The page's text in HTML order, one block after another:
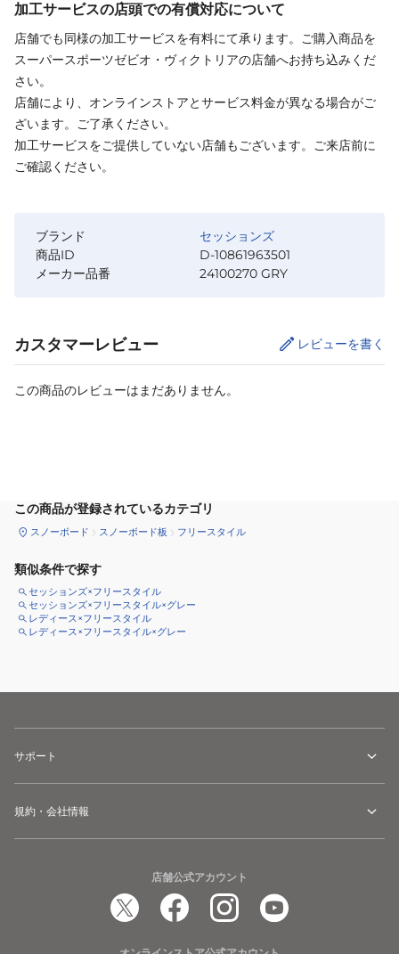
加工サービスの店頭での有償対応について
店舗でも同様の加工サービスを有料にて承ります。ご購入商品を
スーパースポーツゼビオ・ヴィクトリアの店舗へお持ち込みくだ
さい。
店舗により、オンラインストアとサービス料金が異なる場合がご
ざいます。ご了承ください。
加工サービスをご提供していない店舗もございます。ご来店前に
ご確認ください。
ブランド
セッションズ
商品ID
D-10861963501
メーカー品番
24100270 GRY
カスタマーレビュー レビューを書く
この商品のレビューはまだありません。
この商品が登録されているカテゴリ
スノーボード スノーボード板 フリースタイル
類似条件で探す
セッションズ×フリースタイル
セッションズ×フリースタイル×グレー
レディース×フリースタイル
レディース×フリースタイル×グレー
サポート
規約・会社情報
店舗公式アカウント